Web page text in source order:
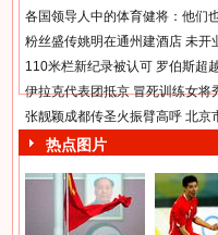
各国领导人中的体育健将：他们
粉丝盛传姚明在通州建酒店 未开
110米栏新纪录被认可 罗伯斯超
伊拉克代表团抵京 冒死训练女将
张靓颖成都传圣火振臂高呼 北京
热点图片